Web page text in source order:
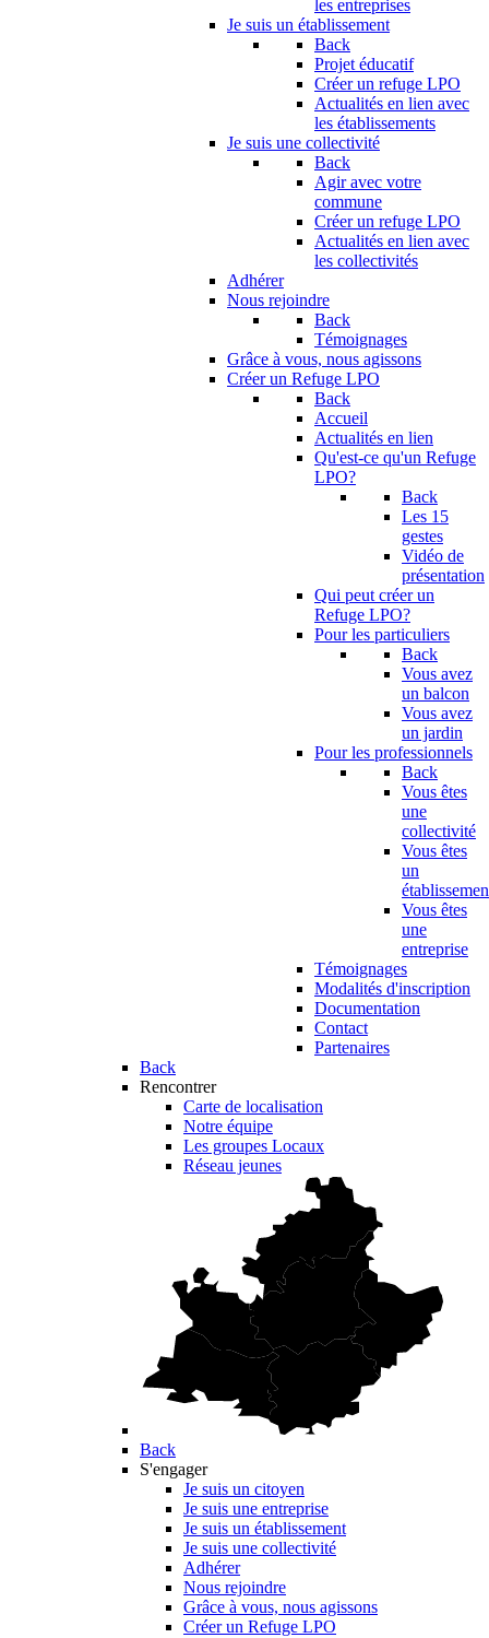
les entreprises
Je suis un établissement
Back
Projet éducatif
Créer un refuge LPO
Actualités en lien avec
les établissements
Je suis une collectivité
Back
Agir avec votre
commune
Créer un refuge LPO
Actualités en lien avec
les collectivités
Adhérer
Nous rejoindre
Back
Témoignages
Grâce à vous, nous agissons
Créer un Refuge LPO
Back
Accueil
Actualités en lien
Qu'est-ce qu'un Refuge
LPO?
Back
Les 15
gestes
Vidéo de
présentation
Qui peut créer un
Refuge LPO?
Pour les particuliers
Back
Vous avez
un balcon
Vous avez
un jardin
Pour les professionnels
Back
Vous êtes
une
collectivité
Vous êtes
un
Vous êtes
une
entreprise
Témoignages
Modalités d'inscription
Documentation
Contact
Partenaires
Back
Rencontrer
Carte de localisation
Notre équipe
Les groupes Locaux
Réseau jeunes
Back
S'engager
Je suis un citoyen
Je suis une entreprise
Je suis un établissement
Je suis une collectivité
Adhérer
Nous rejoindre
Grâce à vous, nous agissons
Créer un Refuge LPO